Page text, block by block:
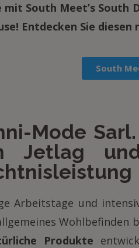
mit South Meet’s
Entdecken Sie
South
Mode
Jetlag
Arbeitstage und
Wohlbefinden
Produkte